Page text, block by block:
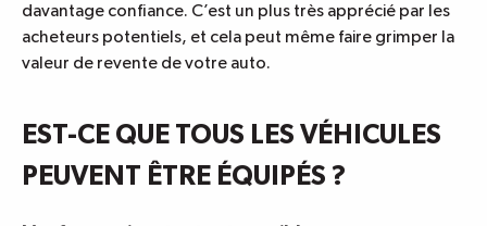
davantage confiance. C’est un plus très apprécié par les
acheteurs potentiels, et cela peut même faire grimper la
valeur de revente de votre auto.
EST-CE QUE TOUS LES VÉHICULES
PEUVENT ÊTRE ÉQUIPÉS ?